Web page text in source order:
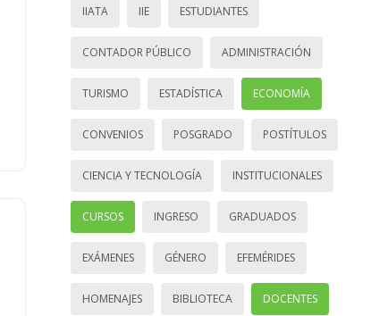
IIATA IIE ESTUDIANTES
CONTADOR PÚBLICO ADMINISTRACIÓN
TURISMO ESTADÍSTICA ECONOMÍA
CONVENIOS POSGRADO POSTÍTULOS
CIENCIA Y TECNOLOGÍA INSTITUCIONALES
CURSOS INGRESO GRADUADOS
EXÁMENES GÉNERO EFEMÉRIDES
HOMENAJES BIBLIOTECA DOCENTES